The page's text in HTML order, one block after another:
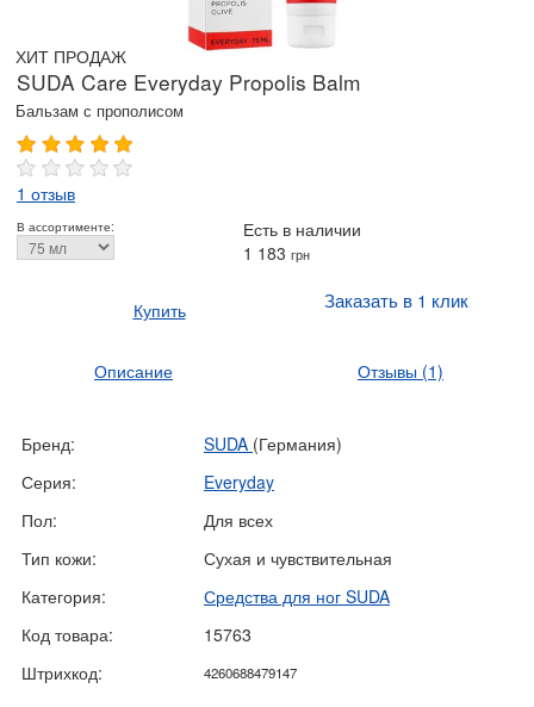
ХИТ ПРОДАЖ
SUDA Care Everyday Propolis Balm
Бальзам с прополисом
1 отзыв
В ассортименте:
Есть в наличии
1 183 грн
Купить Заказать в 1 клик
Описание Отзывы (1)
Бренд: SUDA (Германия)
Серия:
Everyday
Пол:
Для всех
Тип кожи:
Сухая и чувствительная
Категория:
Средства для ног SUDA
Код товара:
15763
Штрихкод:
4260688479147